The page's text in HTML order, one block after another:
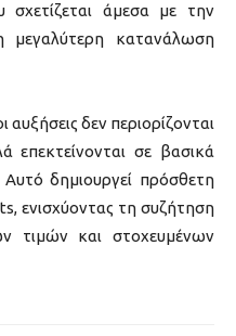
σχετίζεται άμεσα με την
μεγαλύτερη κατανάλωση
αυξήσεις δεν περιορίζονται
επεκτείνονται σε βασικά
δημιουργεί πρόσθετη
ενισχύοντας τη συζήτηση
τιμών και στοχευμένων